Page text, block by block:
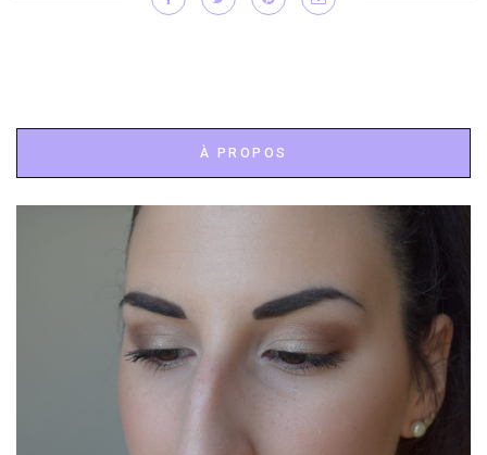
À PROPOS